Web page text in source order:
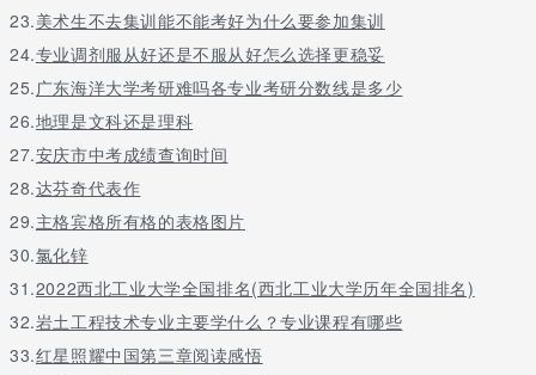
23.美术生不去集训能不能考好为什么要参加集训
24.专业调剂服从好还是不服从好怎么选择更稳妥
25.广东海洋大学考研难吗各专业考研分数线是多少
26.地理是文科还是理科
27.安庆市中考成绩查询时间
28.达芬奇代表作
29.主格宾格所有格的表格图片
30.氯化锌
31.2022西北工业大学全国排名(西北工业大学历年全国排名)
32.岩土工程技术专业主要学什么？专业课程有哪些
33.红星照耀中国第三章阅读感悟